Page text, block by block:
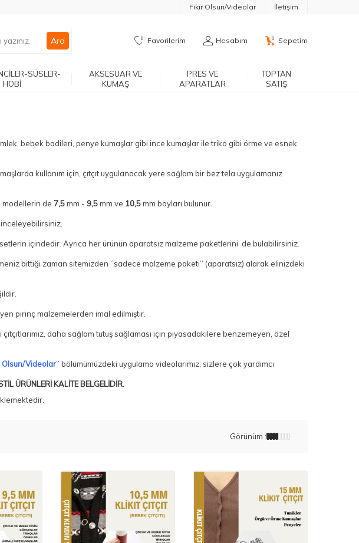
Fikir Olsun/Videolar İletişim
Ara 0 Favorilerim Hesabım 0 Sepetim
SÜSLER-
HOBİ
AKSESUAR VE
KUMAŞ
PRES VE
APARATLAR
TOPTAN
SATIŞ
bebek badileri, penye kumaşlar gibi ince kumaşlar ile triko gibi örme ve esnek
kullanım için, çıtçıt uygulanacak yere sağlam bir bez tela uygulamanız
modellerin de 7,5mm - 9,5mm ve 10,5mm boyları bulunur.
içindedir. Ayrıca her ürünün aparatsız malzeme paketlerini de bulabilirsiniz.
bittiği zaman sitemizden ‘’sadece malzeme paketi’’ (aparatsız) alarak elinizdeki
pirinç malzemelerden imal edilmiştir.
çıtçıtlarımız, daha sağlam tutuş sağlaması için piyasadakilere benzemeyen, özel
Olsun/Videolar’’ bölümümüzdeki uygulama videolarımız, sizlere çok yardımcı
ÜRÜNLERİ KALİTE BELGELİDİR.
Görünüm :